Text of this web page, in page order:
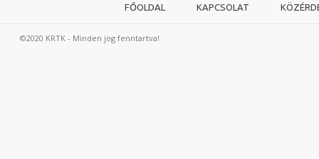
FŐOLDAL KAPCSOLAT
©2020 KRTK - Minden jog fenntartva!